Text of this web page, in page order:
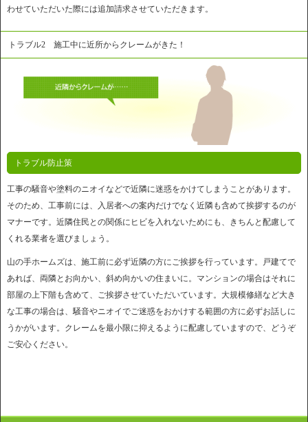
わせていただいた際には追加請求させていただきます。
トラブル2 施工中に近所からクレームがきた！
トラブル防止策
工事の騒音や塗料のニオイなどで近隣に迷惑をかけてしまうことがあります。
そのため、工事前には、入居者への案内だけでなく近隣も含めて挨拶するのが
マナーです。近隣住民との関係にヒビを入れないためにも、きちんと配慮して
くれる業者を選びましょう。
山の手ホームズは、施工前に必ず近隣の方にご挨拶を行っています。戸建てで
あれば、両隣とお向かい、斜め向かいの住まいに。マンションの場合はそれに
部屋の上下階も含めて、ご挨拶させていただいています。大規模修繕など大き
な工事の場合は、騒音やニオイでご迷惑をおかけする範囲の方に必ずお話しに
うかがいます。クレームを最小限に抑えるように配慮していますので、どうぞ
ご安心ください。